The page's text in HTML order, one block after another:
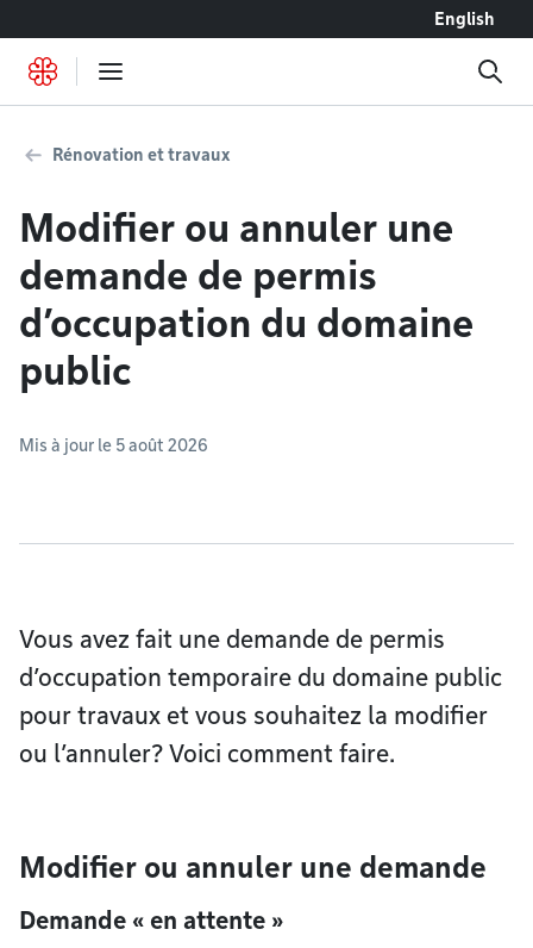
English
Rénovation et travaux
Modifier ou annuler une
demande de permis
d’occupation du domaine
public
Mis à jour le 5 août 2026
Vous avez fait une demande de permis
d’occupation temporaire du domaine public
pour travaux et vous souhaitez la modifier
ou l’annuler? Voici comment faire.
Modifier ou annuler une demande
Demande « en attente »